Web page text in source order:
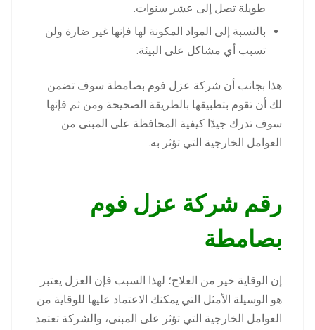
طويلة تصل إلى عشر سنوات.
بالنسبة إلى المواد المكونة لها فإنها غير ضارة ولن
تسبب أي مشاكل على البيئة.
هذا بجانب أن شركة عزل فوم بصامطة سوف تضمن
لك أن تقوم بتطبيقها بالطريقة الصحيحة ومن ثم فإنها
سوف تدرك جيدًا كيفية المحافظة على المبنى من
العوامل الخارجية التي تؤثر به.
رقم شركة عزل فوم
بصامطة
إن الوقاية خير من العلاج؛ لهذا السبب فإن العزل يعتبر
هو الوسيلة الأمثل التي يمكنك الاعتماد عليها للوقاية من
العوامل الخارجية التي تؤثر على المبنى، والشركة تعتمد